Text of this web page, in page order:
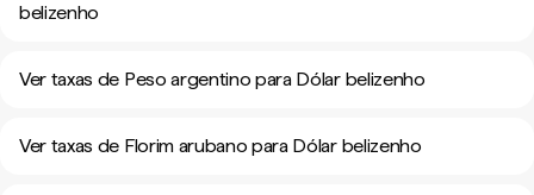
belizenho
Ver taxas de Peso argentino para Dólar belizenho
Ver taxas de Florim arubano para Dólar belizenho